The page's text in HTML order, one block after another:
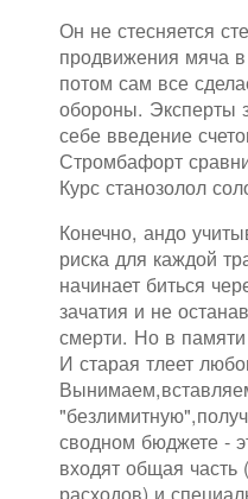
Он не стесняется
продвижения мяча
потом сам все
обороны. Эксперты
себе введение
Стромбафорт
Курс станозолол
Конечно, андо
риска для каждой
начинает биться
зачатия и не
смерти. Но в
И старая тлеет
сводном бюджете -
входят общая
расходов) и